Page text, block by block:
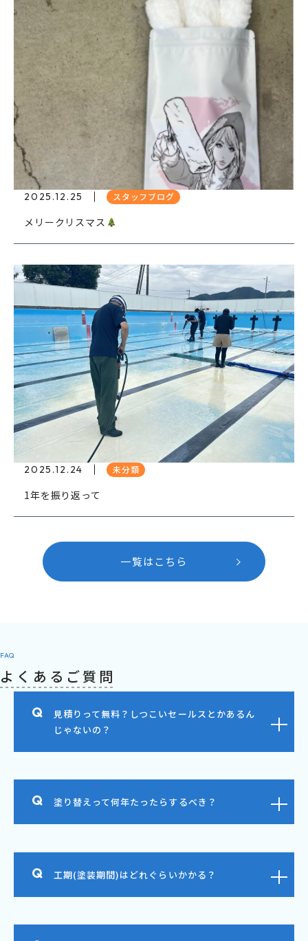
2025.12.25 スタッフブログ
メリークリスマス
2025.12.24 未分類
1年を振り返って
一覧はこちら
FAQ
よくあるご質問
見積りって無料？しつこいセールスとかあるん
じゃないの？
塗り替えって何年たったらするべき？
工期(塗装期間)はどれぐらいかかる？